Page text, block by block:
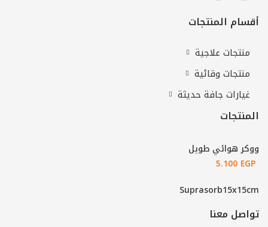
أقسام المنتجات
منتجات علاجية
منتجات وقائية
غيارات جافة حديثة
المنتجات
ووكر هوائي طويل
5.100 EGP
Suprasorb15x15cm
تواصل معنا